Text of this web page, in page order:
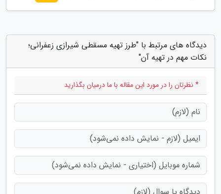
دیدگاه های مرتبط با "طرز تهیه مسقطی شیرازی زعفرانی؛
نکات مهم در تهیه آن"
* نظرتان را در مورد این مقاله با ما درمیان بگذارید